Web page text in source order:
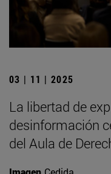
03 | 11 | 2025
La libertad de
desinformación
del Aula de